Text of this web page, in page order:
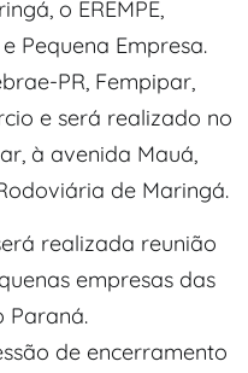
o EREMPE,
Pequena Empresa.
PR, Fempipar,
e será realizado no
à avenida Mauá,
de Maringá.
realizada reunião
empresas das
Paraná.
de encerramento